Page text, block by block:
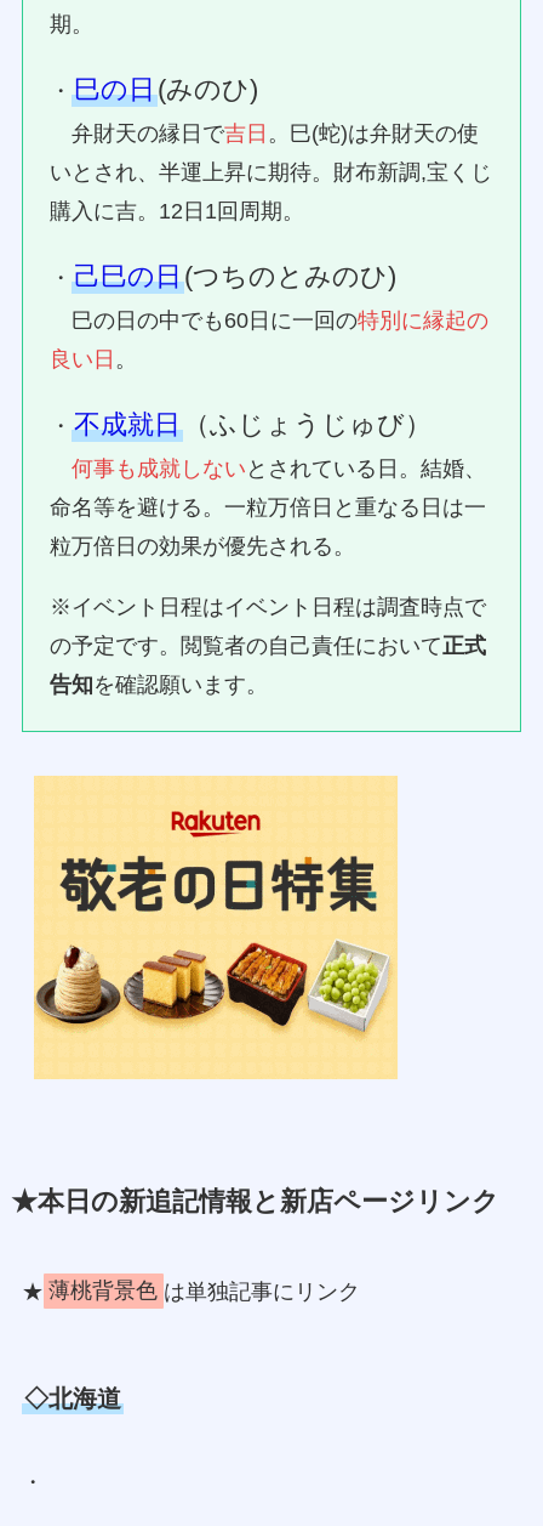
期。
・巳の日(みのひ)
弁財天の縁日で吉日 。巳(蛇)は弁財天の使
いとされ、半運上昇に期待。財布新調,宝くじ
購入に吉。12日1回周期。
・己巳の日(つちのとみのひ)
巳の日の中でも60日に一回の特別に縁起の
良い日 。
・不成就日 （ふじょうじゅび）
何事も成就しない とされている日。結婚、
命名等を避ける。一粒万倍日と重なる日は一
粒万倍日の効果が優先される。
※イベント日程はイベント日程は調査時点で
の予定です。閲覧者の自己責任において正式
告知を確認願います。
★本日の新追記情報と新店ページリンク
★ 薄桃背景色 は単独記事にリンク
◇北海道
・